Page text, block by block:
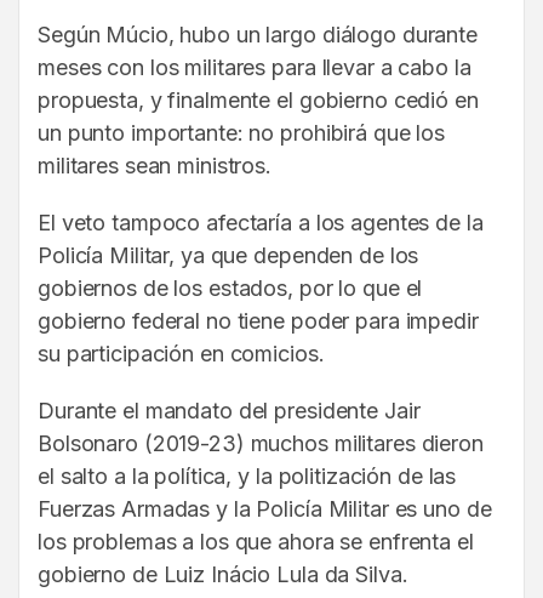
Según Múcio, hubo un largo diálogo durante
meses con los militares para llevar a cabo la
propuesta, y finalmente el gobierno cedió en
un punto importante: no prohibirá que los
militares sean ministros.
El veto tampoco afectaría a los agentes de la
Policía Militar, ya que dependen de los
gobiernos de los estados, por lo que el
gobierno federal no tiene poder para impedir
su participación en comicios.
Durante el mandato del presidente Jair
Bolsonaro (2019-23) muchos militares dieron
el salto a la política, y la politización de las
Fuerzas Armadas y la Policía Militar es uno de
los problemas a los que ahora se enfrenta el
gobierno de Luiz Inácio Lula da Silva.